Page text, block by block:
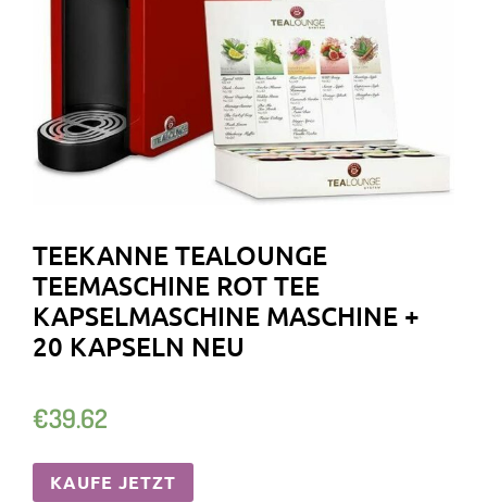
TEEKANNE TEALOUNGE
TEEMASCHINE ROT TEE
KAPSELMASCHINE MASCHINE +
20 KAPSELN NEU
€39.62
KAUFE JETZT